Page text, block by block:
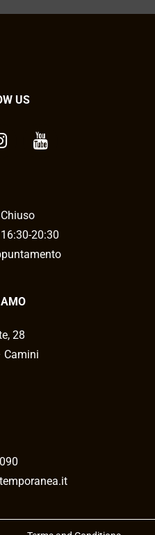
US
Chiuso
16:30-20:30
28
Camini